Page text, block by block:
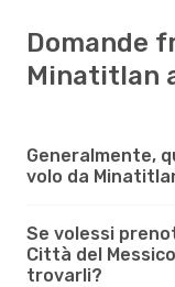
Domande
Minatitlan
Generalmente,
volo da
Se volessi
Città del
trovarli?